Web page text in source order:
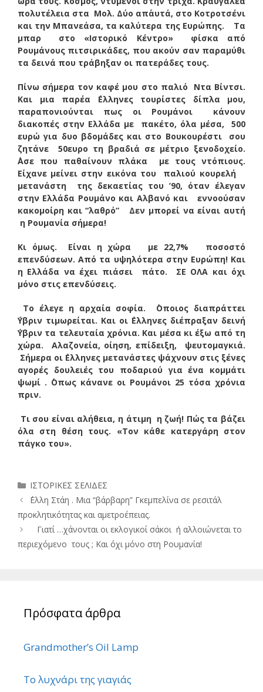
πολυτέλεια στα Μολ. Δύο απ΄αυτά, στο Κοτροτσένι
και την Μπανεάσα, τα καλύτερα της Ευρώπης. Τα
μπαρ στο «Ιστορικό Κέντρο» φίσκα από
Ρουμάνους πιτσιρικάδες, που ακούν σαν παραμύθι
τα δεινά που τράβηξαν οι πατεράδες τους.
Πίνω σήμερα τον καφέ μου στο παλιό Ντα Βίντσι.
Και μια παρέα ΄Ελληνες τουρίστες δίπλα μου,
παραπονιούνται πως οι Ρουμάνοι κάνουν
διακοπές στην Ελλάδα με πακέτο, όλα μέσα, 500
ευρώ για δυο βδομάδες και στο Βουκουρέστι σου
ζητάνε 50ευρο τη βραδιά σε μέτριο ξενοδοχείο.
΄Ασε που παθαίνουν πλάκα με τους ντόπιους.
Είχανε μείνει στην εικόνα του παλιού κουρελή
μετανάστη της δεκαετίας του ’90, όταν έλεγαν
στην Ελλάδα Ρουμάνο και Αλβανό και εννοούσαν
κακομοίρη και “λαθρό” Δεν μπορεί να είναι αυτή
η Ρουμανία σήμερα!
Κι όμως. Είναι η χώρα με 22,7% ποσοστό
επενδύσεων. Από τα υψηλότερα στην Ευρώπη! Και
η Ελλάδα να έχει πιάσει πάτο. ΣΕ ΟΛΑ και όχι
μόνο στις επενδύσεις.
Το έλεγε η αρχαία σοφία. ΄Οποιος διαπράττει
΄Υβριν τιμωρείται. Και οι ΄Ελληνες διέπραξαν δεινή
΄Υβριν τα τελευταία χρόνια. Και μέσα κι έξω από τη
χώρα. Αλαζονεία, οίηση, επίδειξη, ψευτομαγκιά.
Σήμερα οι ΄Ελληνες μετανάστες ψάχνουν στις ξένες
αγορές δουλειές του ποδαριού για ένα κομμάτι
ψωμί . ΄Οπως κάνανε οι Ρουμάνοι 25 τόσα χρόνια
πριν.
Τι σου είναι αλήθεια, η άτιμη η ζωή! Πώς τα βάζει
όλα στη θέση τους. «Τον κάθε κατεργάρη στον
πάγκο του».
Κατηγορίες
ΙΣΤΟΡΙΚΕΣ ΣΕΛΙΔΕΣ
΄Ελλη Στάη . Μια “βάρβαρη” Γκεμπελίνα σε ρεσιτάλ
προκλητικότητας και αμετροέπειας.
Γιατί …χάνονται οι εκλογικοί σάκοι ή αλλοιώνεται το
περιεχόμενο τους ; Και όχι μόνο στη Ρουμανία!
Πρόσφατα άρθρα
Grandmother’s Oil Lamp
Το λυχνάρι της γιαγιάς